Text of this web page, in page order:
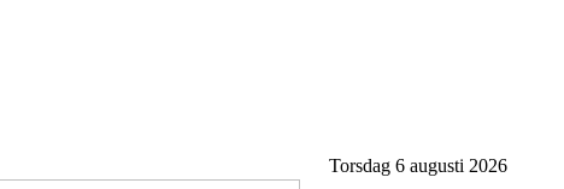
Torsdag 6 augusti 2026